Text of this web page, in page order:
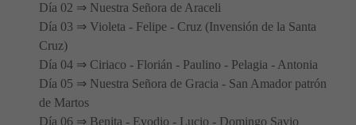
Día 02 ⇒ Nuestra Señora de Araceli
Día 03 ⇒ Violeta - Felipe - Cruz (Invensión de la Santa
Cruz)
Día 04 ⇒ Ciriaco - Florián - Paulino - Pelagia - Antonia
Día 05 ⇒ Nuestra Señora de Gracia - San Amador patrón
de Martos
Día 06 ⇒ Benita - Evodio - Lucio - Domingo Savio